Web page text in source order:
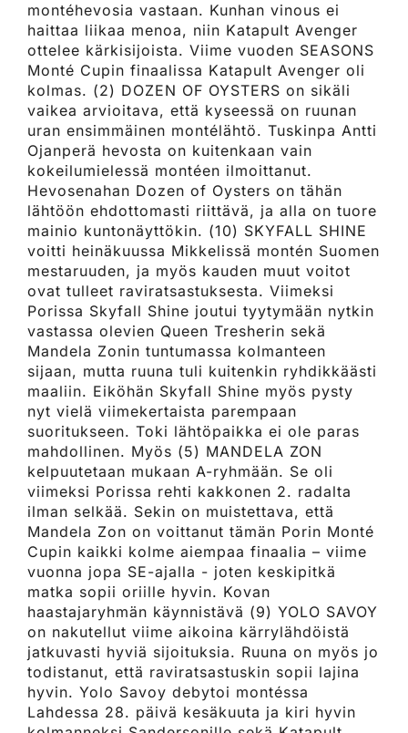
montéhevosia vastaan. Kunhan vinous ei
haittaa liikaa menoa, niin Katapult Avenger
ottelee kärkisijoista. Viime vuoden SEASONS
Monté Cupin finaalissa Katapult Avenger oli
kolmas. (2) DOZEN OF OYSTERS on sikäli
vaikea arvioitava, että kyseessä on ruunan
uran ensimmäinen montélähtö. Tuskinpa Antti
Ojanperä hevosta on kuitenkaan vain
kokeilumielessä montéen ilmoittanut.
Hevosenahan Dozen of Oysters on tähän
lähtöön ehdottomasti riittävä, ja alla on tuore
mainio kuntonäyttökin. (10) SKYFALL SHINE
voitti heinäkuussa Mikkelissä montén Suomen
mestaruuden, ja myös kauden muut voitot
ovat tulleet raviratsastuksesta. Viimeksi
Porissa Skyfall Shine joutui tyytymään nytkin
vastassa olevien Queen Tresherin sekä
Mandela Zonin tuntumassa kolmanteen
sijaan, mutta ruuna tuli kuitenkin ryhdikkäästi
maaliin. Eiköhän Skyfall Shine myös pysty
nyt vielä viimekertaista parempaan
suoritukseen. Toki lähtöpaikka ei ole paras
mahdollinen. Myös (5) MANDELA ZON
kelpuutetaan mukaan A-ryhmään. Se oli
viimeksi Porissa rehti kakkonen 2. radalta
ilman selkää. Sekin on muistettava, että
Mandela Zon on voittanut tämän Porin Monté
Cupin kaikki kolme aiempaa finaalia – viime
vuonna jopa SE-ajalla - joten keskipitkä
matka sopii oriille hyvin. Kovan
haastajaryhmän käynnistävä (9) YOLO SAVOY
on nakutellut viime aikoina kärrylähdöistä
jatkuvasti hyviä sijoituksia. Ruuna on myös jo
todistanut, että raviratsastuskin sopii lajina
hyvin. Yolo Savoy debytoi montéssa
Lahdessa 28. päivä kesäkuuta ja kiri hyvin